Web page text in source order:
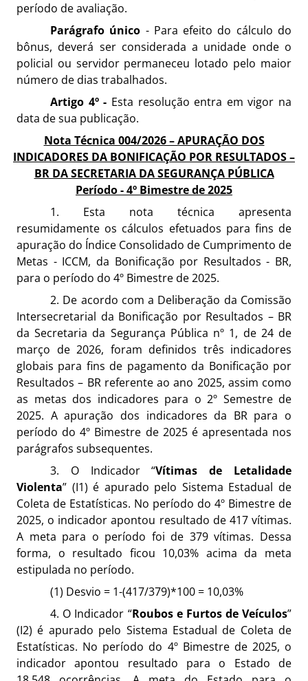
período de avaliação.
Parágrafo único - Para efeito do cálculo do
bônus, deverá ser considerada a unidade onde o
policial ou servidor permaneceu lotado pelo maior
número de dias trabalhados.
Artigo 4º - Esta resolução entra em vigor na
data de sua publicação.
Nota Técnica 004/2026 – APURAÇÃO DOS
INDICADORES DA BONIFICAÇÃO POR RESULTADOS –
BR DA SECRETARIA DA SEGURANÇA PÚBLICA
Período - 4º Bimestre de 2025
1. Esta nota técnica apresenta
resumidamente os cálculos efetuados para fins de
apuração do Índice Consolidado de Cumprimento de
Metas - ICCM, da Bonificação por Resultados - BR,
para o período do 4º Bimestre de 2025.
2. De acordo com a Deliberação da Comissão
Intersecretarial da Bonificação por Resultados – BR
da Secretaria da Segurança Pública nº 1, de 24 de
março de 2026, foram definidos três indicadores
globais para fins de pagamento da Bonificação por
Resultados – BR referente ao ano 2025, assim como
as metas dos indicadores para o 2º Semestre de
2025. A apuração dos indicadores da BR para o
período do 4º Bimestre de 2025 é apresentada nos
parágrafos subsequentes.
3. O Indicador “Vítimas de Letalidade
Violenta” (I1) é apurado pelo Sistema Estadual de
Coleta de Estatísticas. No período do 4º Bimestre de
2025, o indicador apontou resultado de 417 vítimas.
A meta para o período foi de 379 vítimas. Dessa
forma, o resultado ficou 10,03% acima da meta
estipulada no período.
(1) Desvio = 1-(417/379)*100 = 10,03%
4. O Indicador “Roubos e Furtos de Veículos”
(I2) é apurado pelo Sistema Estadual de Coleta de
Estatísticas. No período do 4º Bimestre de 2025, o
indicador apontou resultado para o Estado de